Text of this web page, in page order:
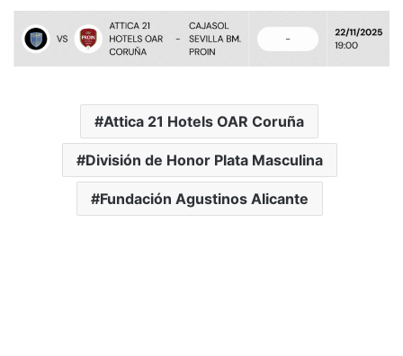
Attica 21 Hotels OAR Coruña
División de Honor Plata Masculina
Fundación Agustinos Alicante